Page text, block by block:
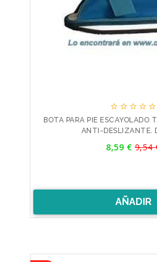
    
BOTA PARA PIE ESCAYOLADO
ANTI-DESLIZANTE.
8,59 € 9,54
AÑADIR